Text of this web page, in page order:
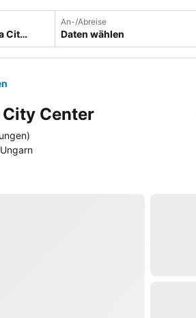
An-/Abreise
Daten wählen
Center
)